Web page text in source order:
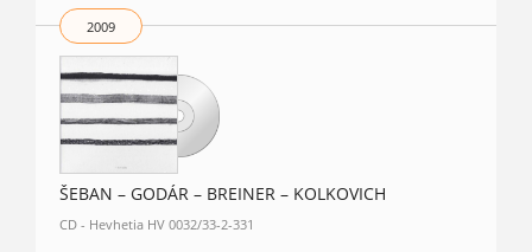
2009
ŠEBAN – GODÁR – BREINER – KOLKOVICH
CD - Hevhetia HV 0032/33-2-331